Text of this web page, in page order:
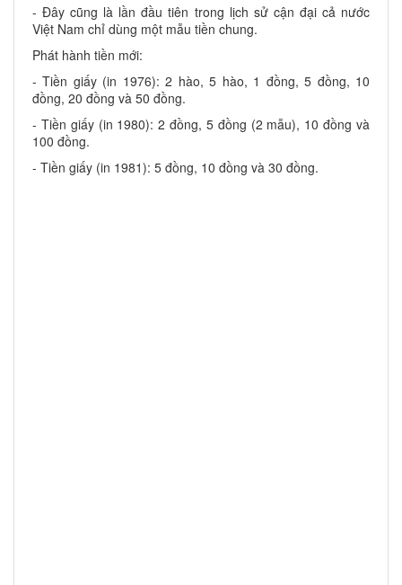
- Đây cũng là lần đầu tiên trong lịch sử cận đại cả nước
Việt Nam chỉ dùng một mẫu tiền chung.
Phát hành tiền mới:
- Tiền giấy (in 1976): 2 hào, 5 hào, 1 đồng, 5 đồng, 10
đồng, 20 đồng và 50 đồng.
- Tiền giấy (in 1980): 2 đồng, 5 đồng (2 mẫu), 10 đồng và
100 đồng.
- Tiền giấy (in 1981): 5 đồng, 10 đồng và 30 đồng.